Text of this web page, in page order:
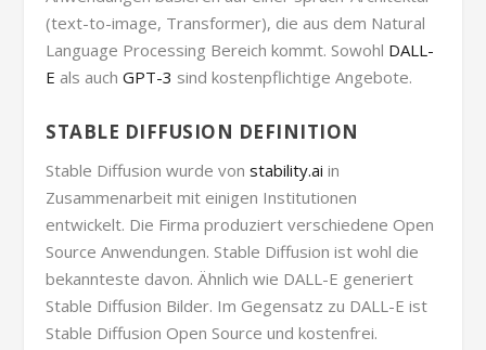
(text-to-image, Transformer), die aus dem Natural
Language Processing Bereich kommt. Sowohl DALL-
E als auchGPT-3 sind kostenpflichtige Angebote.
STABLE DIFFUSION DEFINITION
Stable Diffusion wurde vonstability.ai in
Zusammenarbeit mit einigen Institutionen
entwickelt. Die Firma produziert verschiedene Open
Source Anwendungen. Stable Diffusion ist wohl die
bekannteste davon. Ähnlich wie DALL-E generiert
Stable Diffusion Bilder. Im Gegensatz zu DALL-E ist
Stable Diffusion Open Source und kostenfrei.